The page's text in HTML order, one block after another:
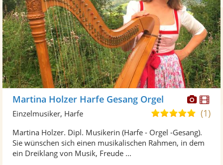
Fotos
Martina Holzer Harfe Gesang Orgel
5,0
5
(1)
Einzelmusiker, Harfe
Martina Holzer. Dipl. Musikerin (Harfe - Orgel -Gesang).
Sie wünschen sich einen musikalischen Rahmen, in dem
ein Dreiklang von Musik, Freude ...